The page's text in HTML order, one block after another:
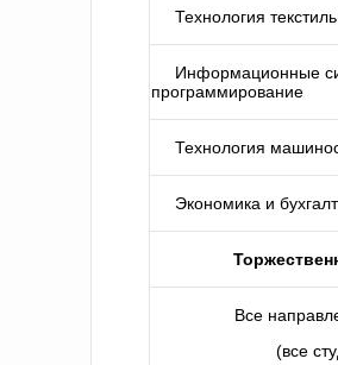
Технология
Информационные
программирование
Технология
Экономика и
Все
(все